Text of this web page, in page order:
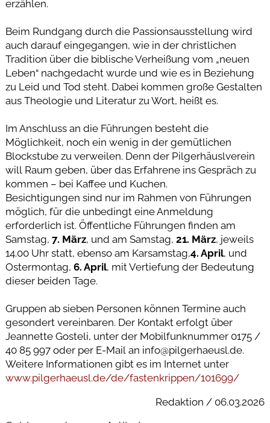
erzählen.
Beim Rundgang durch die Passionsausstellung wird
auch darauf eingegangen, wie in der christlichen
Tradition über die biblische Verheißung vom „neuen
Leben“ nachgedacht wurde und wie es in Beziehung
zu Leid und Tod steht. Dabei kommen große Gestalten
aus Theologie und Literatur zu Wort, heißt es.
Im Anschluss an die Führungen besteht die
Möglichkeit, noch ein wenig in der gemütlichen
Blockstube zu verweilen. Denn der Pilgerhäuslverein
will Raum geben, über das Erfahrene ins Gespräch zu
kommen – bei Kaffee und Kuchen.
Besichtigungen sind nur im Rahmen von Führungen
möglich, für die unbedingt eine Anmeldung
erforderlich ist. Öffentliche Führungen finden am
Samstag, 7. März, und am Samstag, 21. März, jeweils
14.00 Uhr statt, ebenso am Karsamstag,4. April, und
Ostermontag, 6. April, mit Vertiefung der Bedeutung
dieser beiden Tage.
Gruppen ab sieben Personen können Termine auch
gesondert vereinbaren. Der Kontakt erfolgt über
Jeannette Gosteli, unter der Mobilfunknummer 0175 /
40 85 997 oder per E-Mail an info@pilgerhaeusl.de.
Weitere Informationen gibt es im Internet unter
www.pilgerhaeusl.de/de/fastenkrippen/101699/
Redaktion / 06.03.2026